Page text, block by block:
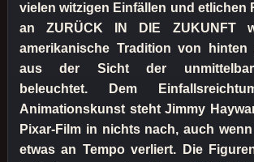
vielen witzigen Einfällen und etlichen
an ZURÜCK IN DIE ZUKUNFT
amerikanische Tradition von hinten
aus der Sicht der unmittelbar
beleuchtet. Dem
Animationskunst steht Jimmy
Pixar-Film in nichts nach, auch
etwas an Tempo verliert. Die